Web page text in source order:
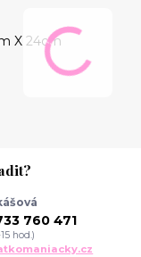
X 24cm
760 471
hod.)